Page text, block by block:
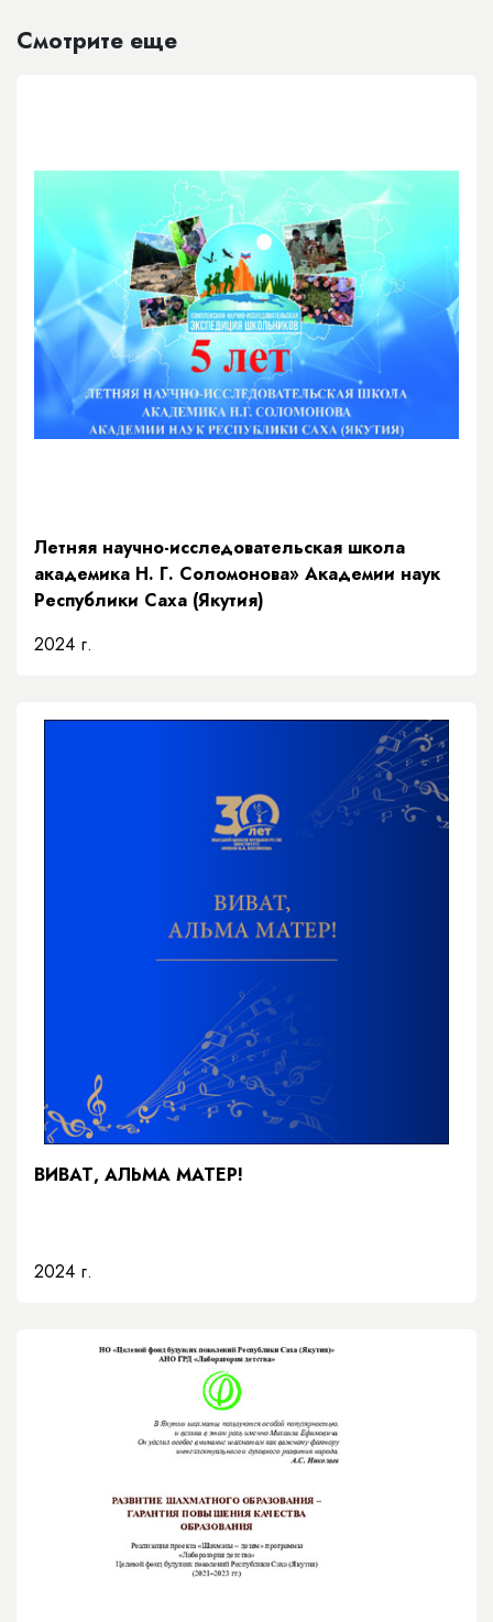
Смотрите еще
Летняя научно-исследовательская школа
академика Н. Г. Соломонова» Академии наук
Республики Саха (Якутия)
2024 г.
ВИВАТ, АЛЬМА МАТЕР!
2024 г.